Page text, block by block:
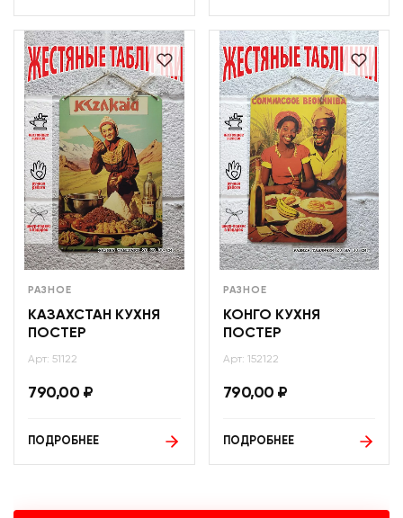
РАЗНОЕ
КАЗАХСТАН КУХНЯ
ПОСТЕР
Арт: 51122
790,00 ₽
ПОДРОБНЕЕ
РАЗНОЕ
КОНГО КУХНЯ
ПОСТЕР
Арт: 152122
790,00 ₽
ПОДРОБНЕЕ